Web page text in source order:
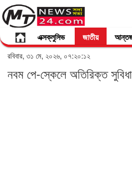
এক্সক্লুসিভ জাতীয়
রবিবার, ৩১ মে, ২০২৬, ০৭:২০:১২
নবম পে-স্কেলে অতিরিক্ত সুবিধা